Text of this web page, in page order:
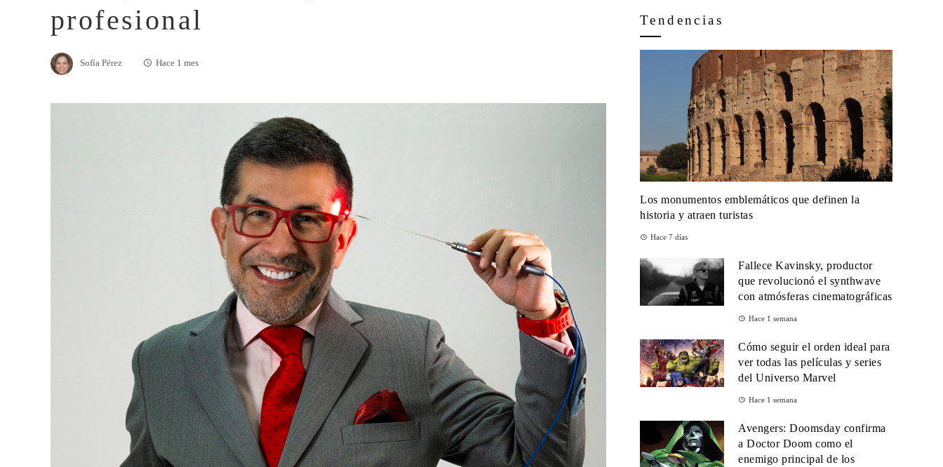
profesional
Sofía Pérez Hace 1 mes
Tendencias
Los monumentos emblemáticos que definen la
historia y atraen turistas
Hace 7 días
Fallece Kavinsky, productor
que revolucionó el synthwave
con atmósferas cinematográficas
Hace 1 semana
Cómo seguir el orden ideal para
ver todas las películas y series
del Universo Marvel
Hace 1 semana
Avengers: Doomsday confirma
a Doctor Doom como el
enemigo principal de los